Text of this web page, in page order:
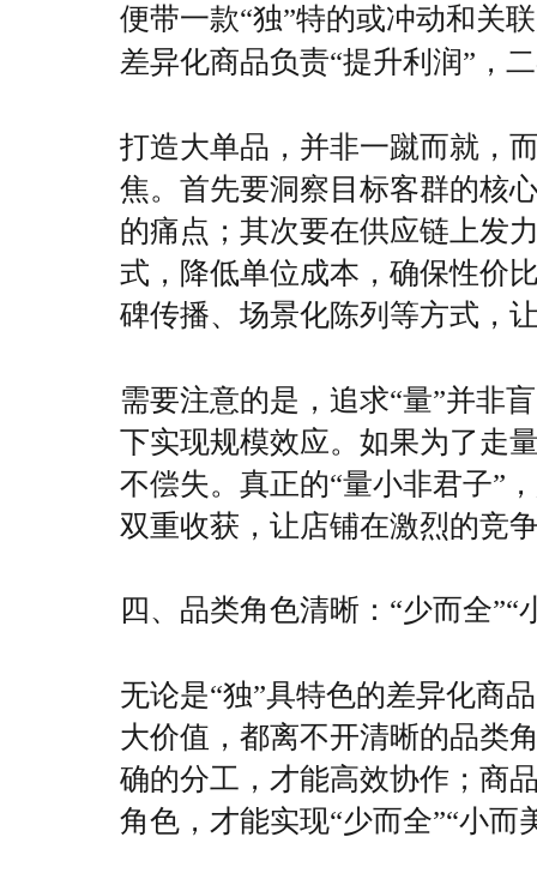
便带一款“独”特的或冲动和关
差异化商品负责“提升利润”，
打造大单品，并非一蹴而就，
焦。首先要洞察目标客群的核
的痛点；其次要在供应链上发
式，降低单位成本，确保性价
碑传播、场景化陈列等方式，
需要注意的是，追求“量”并非
下实现规模效应。如果为了走
不偿失。真正的“量小非君子”
双重收获，让店铺在激烈的竞
四、品类角色清晰：“少而全”“
无论是“独”具特色的差异化商
大价值，都离不开清晰的品类
确的分工，才能高效协作；商
角色，才能实现“少而全”“小而